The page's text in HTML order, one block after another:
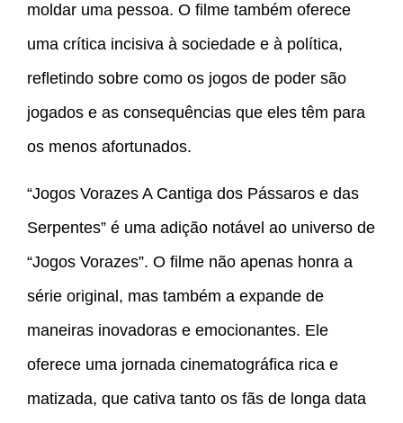
moldar uma pessoa. O filme também oferece
uma crítica incisiva à sociedade e à política,
refletindo sobre como os jogos de poder são
jogados e as consequências que eles têm para
os menos afortunados.
“Jogos Vorazes A Cantiga dos Pássaros e das
Serpentes” é uma adição notável ao universo de
“Jogos Vorazes”. O filme não apenas honra a
série original, mas também a expande de
maneiras inovadoras e emocionantes. Ele
oferece uma jornada cinematográfica rica e
matizada, que cativa tanto os fãs de longa data